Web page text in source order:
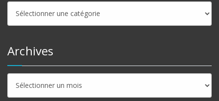
Categories
Archives
Archives